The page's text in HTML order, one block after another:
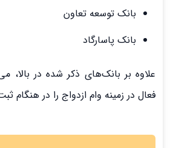
بانک توسعه تعاون
بانک پاسارگاد
علاوه بر بانک‌های ذکر شده در بالا،
فعال در زمینه وام ازدواج را در هنگام